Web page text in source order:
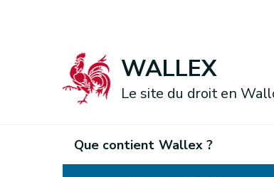
WALLEX
Le site du droit en
Que contient Wallex ?